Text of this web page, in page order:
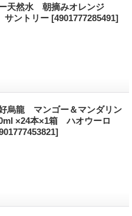
ー天然水 朝摘みオレンジ
ントリー [4901777285491]
烏龍 マンゴー＆マンダリン
×24本×1箱 ハオウーロ